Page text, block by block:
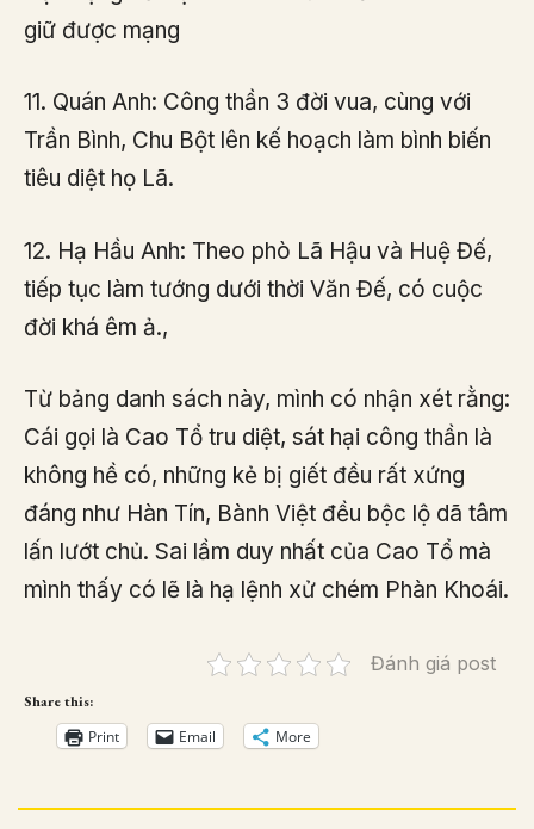
giữ được mạng
11. Quán Anh: Công thần 3 đời vua, cùng với
Trần Bình, Chu Bột lên kế hoạch làm bình biến
tiêu diệt họ Lã.
12. Hạ Hầu Anh: Theo phò Lã Hậu và Huệ Đế,
tiếp tục làm tướng dưới thời Văn Đế, có cuộc
đời khá êm ả.,
Từ bảng danh sách này, mình có nhận xét rằng:
Cái gọi là Cao Tổ tru diệt, sát hại công thần là
không hề có, những kẻ bị giết đều rất xứng
đáng như Hàn Tín, Bành Việt đều bộc lộ dã tâm
lấn lướt chủ. Sai lầm duy nhất của Cao Tổ mà
mình thấy có lẽ là hạ lệnh xử chém Phàn Khoái.
Đánh giá post
Share this:
Print Email More